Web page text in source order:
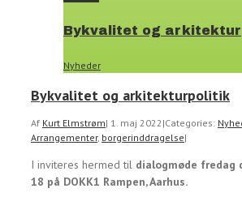
Bykvalitet og
Nyheder
Bykvalitet og arkitekturpolitik
Af Kurt Elmstrøm| 1. maj 2022 |Categories:
Arrangementer, borgerinddragelse|
I inviteres hermed til dialogmøde fredag
18 på DOKK1 Rampen, Aarhus.